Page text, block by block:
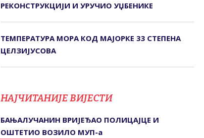
РЕКОНСТРУКЦИЈИ И УРУЧИО УЏБЕНИКЕ
ТЕМПЕРАТУРА МОРА КОД МАЈОРКЕ 33 СТЕПЕНА
ЦЕЛЗИЈУСОВА
НАЈЧИТАНИЈЕ ВИЈЕСТИ
БАЊАЛУЧАНИН ВРИЈЕЂАО ПОЛИЦАЈЦЕ И
ОШТЕТИО ВОЗИЛО МУП-а